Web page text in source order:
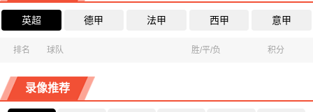
英超 德甲 法甲 西甲 意甲
排名 球队 胜/平/负 积分
录像推荐